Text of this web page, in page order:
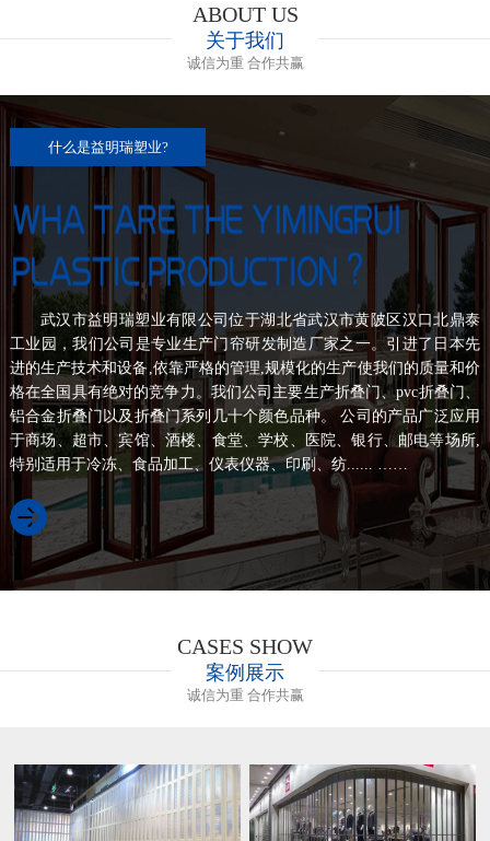
ABOUT US
关于我们
诚信为重 合作共赢
什么是益明瑞塑业?
武汉市益明瑞塑业有限公司位于湖北省武汉市黄陂区汉口北鼎泰
工业园，我们公司是专业生产门帘研发制造厂家之一。引进了日本先
进的生产技术和设备,依靠严格的管理,规模化的生产使我们的质量和价
格在全国具有绝对的竞争力。我们公司主要生产折叠门、pvc折叠门、
铝合金折叠门以及折叠门系列几十个颜色品种。 公司的产品广泛应用
于商场、超市、宾馆、酒楼、食堂、学校、医院、银行、邮电等场所,
特别适用于冷冻、食品加工、仪表仪器、印刷、纺...... ……
CASES SHOW
案例展示
诚信为重 合作共赢